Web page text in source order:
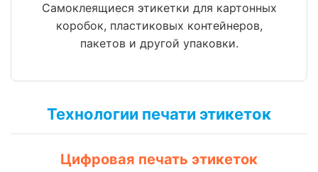
Самоклеящиеся этикетки для картонных
коробок, пластиковых контейнеров,
пакетов и другой упаковки.
Технологии печати этикеток
Цифровая печать этикеток